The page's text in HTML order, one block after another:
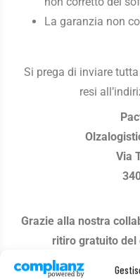
La garanzia non
Si prega di inviare
resi
Via
Grazie alla nostra
ritiro gratuito del
Dopo aver compilato